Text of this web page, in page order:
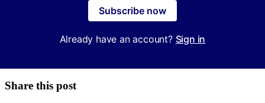
Subscribe now
Already have an account? Sign in
Share this post